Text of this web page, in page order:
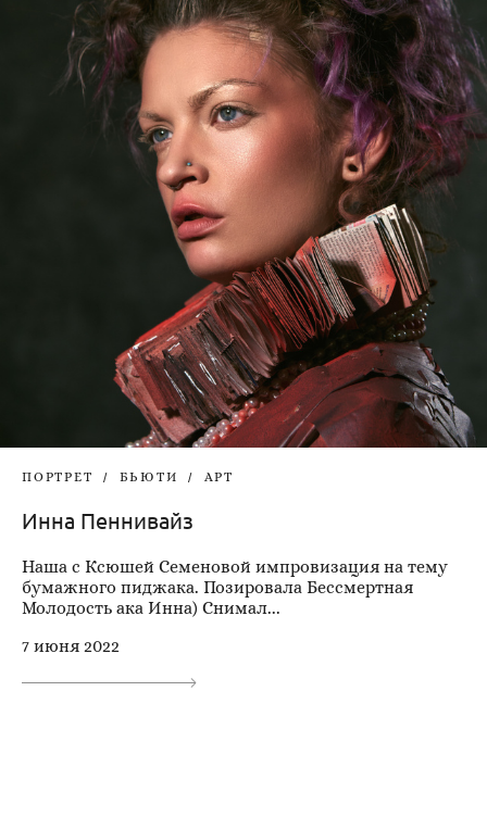
ПОРТРЕТ БЬЮТИ АРТ
Инна Пеннивайз
Наша с Ксюшей Семеновой импровизация на тему
бумажного пиджака. Позировала Бессмертная
Молодость ака Инна) Снимал...
7 июня 2022